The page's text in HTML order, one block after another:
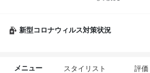
新型コロナウィルス対策状況
メニュー スタイリスト 評価